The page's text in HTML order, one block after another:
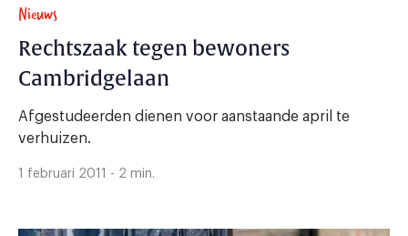
Nieuws
Rechtszaak tegen bewoners
Cambridgelaan
Afgestudeerden dienen voor aanstaande april te
verhuizen.
1 februari 2011 - 2 min.